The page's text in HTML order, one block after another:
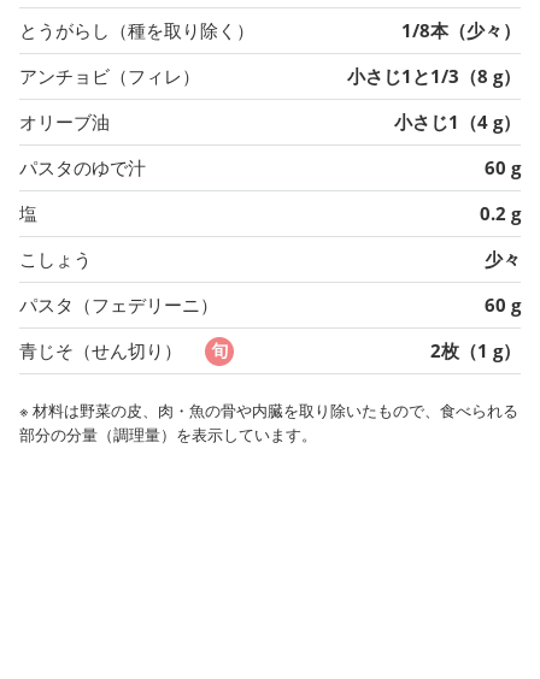
とうがらし（種を取り除く）
1/8本（少々）
アンチョビ（フィレ）
小さじ1と1/3（8 g）
オリーブ油
小さじ1（4 g）
パスタのゆで汁
60 g
塩
0.2 g
こしょう
少々
パスタ（フェデリーニ）
60 g
青じそ（せん切り）
2枚（1 g）
※ 材料は野菜の皮、肉・魚の骨や内臓を取り除いたもので、食べられる
部分の分量（調理量）を表示しています。